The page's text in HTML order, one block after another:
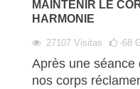
MAINTENIR LE
HARMONIE
27107 Visitas -68
Après une séance
nos corps